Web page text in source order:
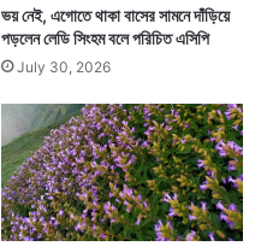
ভয় নেই, এগোতে থাকা বাসের সামনে দাঁড়িয়ে
পড়লেন লেডি সিংহম বলে পরিচিত এসিপি
July 30, 2026